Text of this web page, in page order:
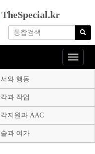
TheSpecial.kr
Toggle
와 행동
과 작업
지원과 AAC
과 여가